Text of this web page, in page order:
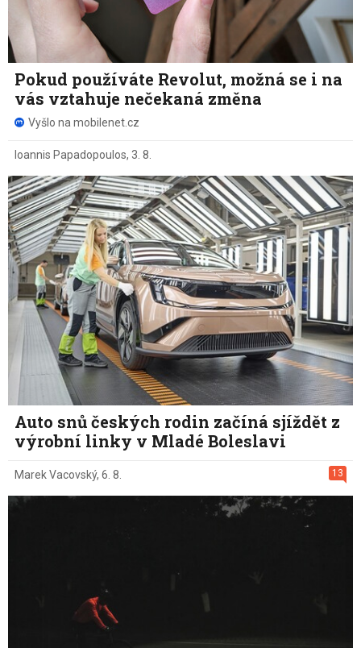
Pokud používáte Revolut, možná se i na
vás vztahuje nečekaná změna
Vyšlo na mobilenet.cz
Ioannis Papadopoulos, 3. 8.
Auto snů českých rodin začíná sjíždět z
výrobní linky v Mladé Boleslavi
13
Marek Vacovský, 6. 8.